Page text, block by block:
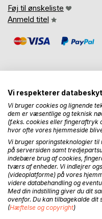
Føj til ønskeliste
Anmeld titel
BESKRIVELSE
De tre fortællinger om
Bind 1 I begyndelsen var
Efter sin kones død
Tøndermarsken, hvor
udenlandske brudepar.
fører ham til Baku, hvor
energiselskabs (Rurikoz)
uafhængigheden fra Kreml.
Vi respekterer
Vi bruger cookies og lignende
dem er væsentlige og teknisk
(f.eks. cookies eller fingeraftryk
hvor ofte vores hjemmeside
Vi bruger sporingsteknologier
på serversiden samt
indebære brug af cookies,
tværs af enheder. Vi indlejrer
(videoplatforme) på vores
videre databehandling og
Med din indstilling giver du dit
ovenfor. Du kan tilbagekalde
(Hæftelse og copyright)